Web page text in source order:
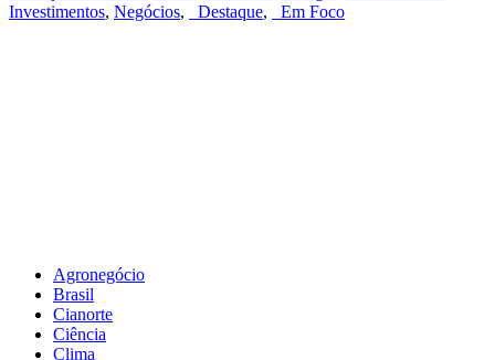
Investimentos, Negócios, _Destaque, _Em Foco
Agronegócio
Brasil
Cianorte
Ciência
Clima